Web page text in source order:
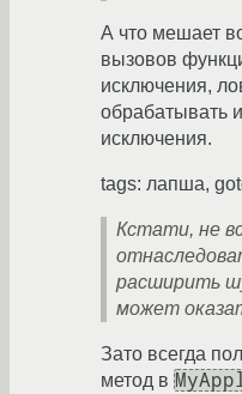
А что мешает
вызовов
исключения,
обрабатывать
исключения.
tags: лапша,
Кстати, не
расширить
может
Зато всегда
метод в